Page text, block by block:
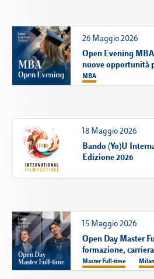
26 Maggio 2026
Open Evening
nuove opportunità
MBA
18 Maggio 2026
Bando (Yo)U
Edizione 2026
15 Maggio 2026
Open Day Master
formazione,
Master Full-time